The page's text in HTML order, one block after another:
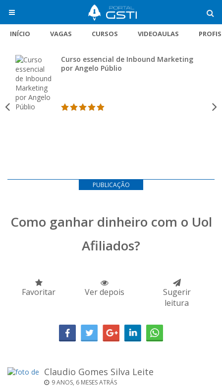
INÍCIO VAGAS CURSOS VIDEOAULAS
Curso essencial de Inbound Marketing
por Angelo Públio
PUBLICAÇÃO
Como ganhar dinheiro com o Uol
Afiliados?
Favoritar Ver depois
Sugerir
leitura
Claudio Gomes Silva Leite
9 ANOS, 6 MESES ATRÁS